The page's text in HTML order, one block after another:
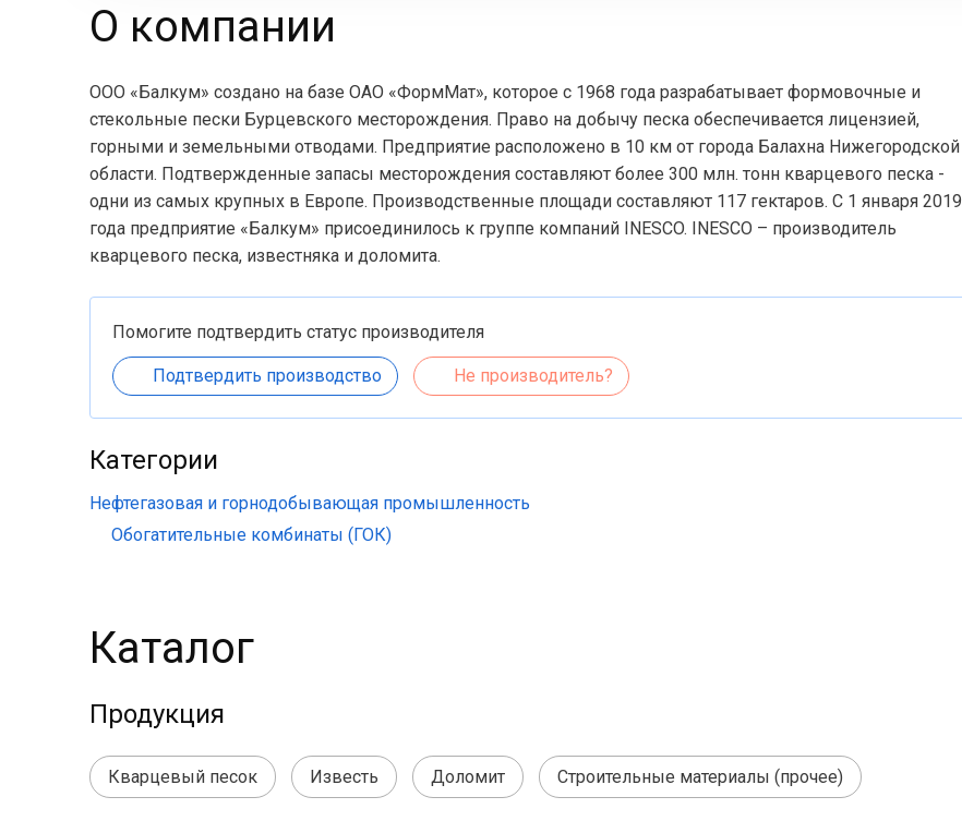
О компании
ООО «Балкум» создано на базе ОАО «ФормМат», которое с 1968 года разрабатывает формовочные и
стекольные пески Бурцевского месторождения. Право на добычу песка обеспечивается лицензией,
горными и земельными отводами. Предприятие расположено в 10 км от города Балахна Нижегородской
области. Подтвержденные запасы месторождения составляют более 300 млн. тонн кварцевого песка -
одни из самых крупных в Европе. Производственные площади составляют 117 гектаров. С 1 января 2019
года предприятие «Балкум» присоединилось к группе компаний INESCO. INESCO – производитель
кварцевого песка, известняка и доломита.
Помогите подтвердить статус производителя
Подтвердить производство Не производитель?
Категории
Нефтегазовая и горнодобывающая промышленность
Обогатительные комбинаты (ГОК)
Каталог
Продукция
Кварцевый песок Известь Доломит Строительные материалы (прочее)